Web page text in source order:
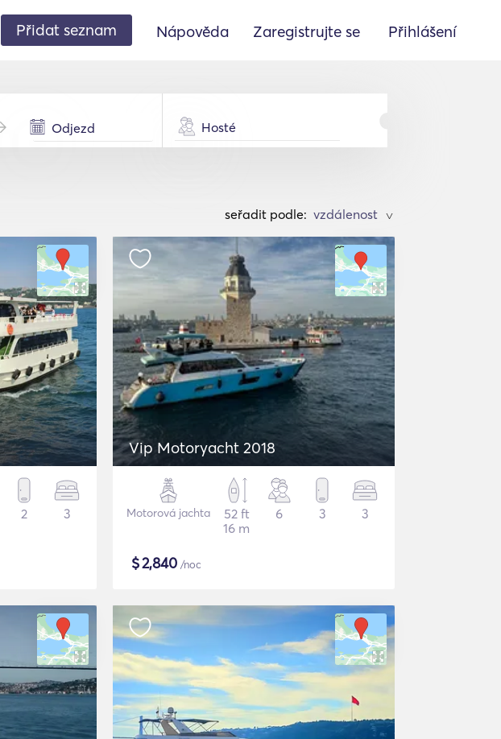
Přidat seznam Nápověda Zaregistrujte se Přihlášení
Hosté
seřadit podle: >
2 3
Vip Motoryacht 2018
Motorová jachta
52 ft
16 m
6 3 3
$2,840 /noc